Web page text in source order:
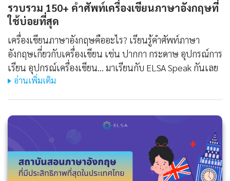
รวบรวม 150+ คำศัพท์เครื่องเขียนภาษาอังกฤษที่
ใช้บ่อยที่สุด
เครื่องเขียนภาษาอังกฤษคืออะไร? เรียนรู้คำศัพท์ภาษา
อังกฤษเกี่ยวกับเครื่องเขียน เช่น ปากกา กระดาษ อุปกรณ์การ
เรียน อุปกรณ์เครื่องเขียน... มาเรียนกับ ELSA Speak กันเลย
อ่านเพิ่มเติม